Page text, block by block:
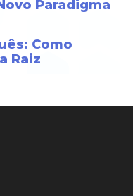
Paradigma
Como
Raiz